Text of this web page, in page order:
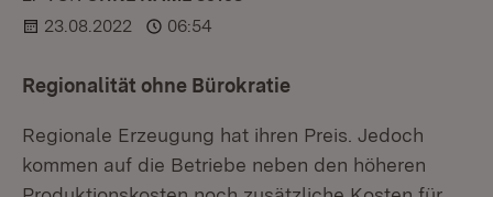
23.08.2022
06:54
Regionalität ohne Bürokratie
Regionale Erzeugung hat ihren Preis. Jedoch
kommen auf die Betriebe neben den höheren